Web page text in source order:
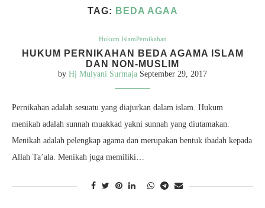
TAG: BEDA AGAA
Hukum IslamPernikahan
HUKUM PERNIKAHAN BEDA AGAMA ISLAM
DAN NON-MUSLIM
by Hj Mulyani Surmaja September 29, 2017
Pernikahan adalah sesuatu yang diajurkan dalam islam. Hukum
menikah adalah sunnah muakkad yakni sunnah yang diutamakan.
Menikah adalah pelengkap agama dan merupakan bentuk ibadah kepada
Allah Ta’ala. Menikah juga memiliki…